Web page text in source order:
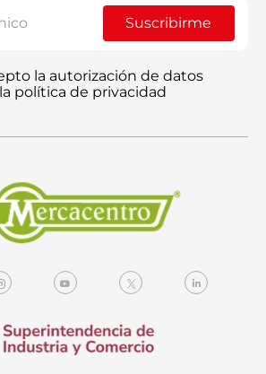
Suscribirme
la autorización de datos
política de privacidad